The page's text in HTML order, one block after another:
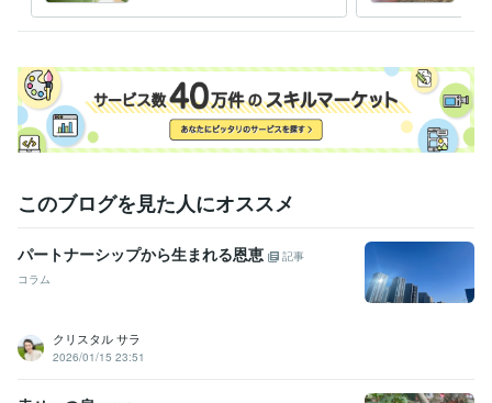
同じような状況にいる方の支えになることもあります。
それぞれの気づきが、
誰かのきっかけになれば嬉しく思います。
ベストなタイミングで繋がれることを、
経験職種
営業 / 営業事務・アシスタント 経験年数 : 2年
事務・ビジネスサポート / 事務（一般事務） 経験年数 : 9年
ライフスタイル・その他 / 占い師
経験年数 : 10年
資格・検定
実用英語技能検定準1級
認定レイキヒーラー 取得年 : 2010年
へ
このブログを見た人にオススメ
パートナーシップから生まれる恩恵
記事
コラム
クリスタル サラ
2026/01/15 23:51